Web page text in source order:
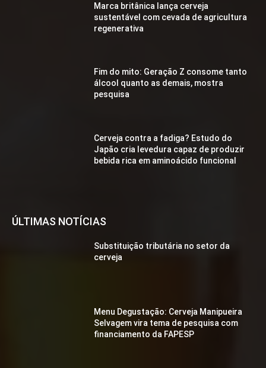
Marca britânica lança cerveja
sustentável com cevada de agricultura
regenerativa
Fim do mito: Geração Z consome tanto
álcool quanto as demais, mostra
pesquisa
Cerveja contra a fadiga? Estudo do
Japão cria levedura capaz de produzir
bebida rica em aminoácido funcional
ÚLTIMAS NOTÍCIAS
Substituição tributária no setor da
cerveja
Menu Degustação: Cerveja Manipueira
Selvagem vira tema de pesquisa com
financiamento da FAPESP